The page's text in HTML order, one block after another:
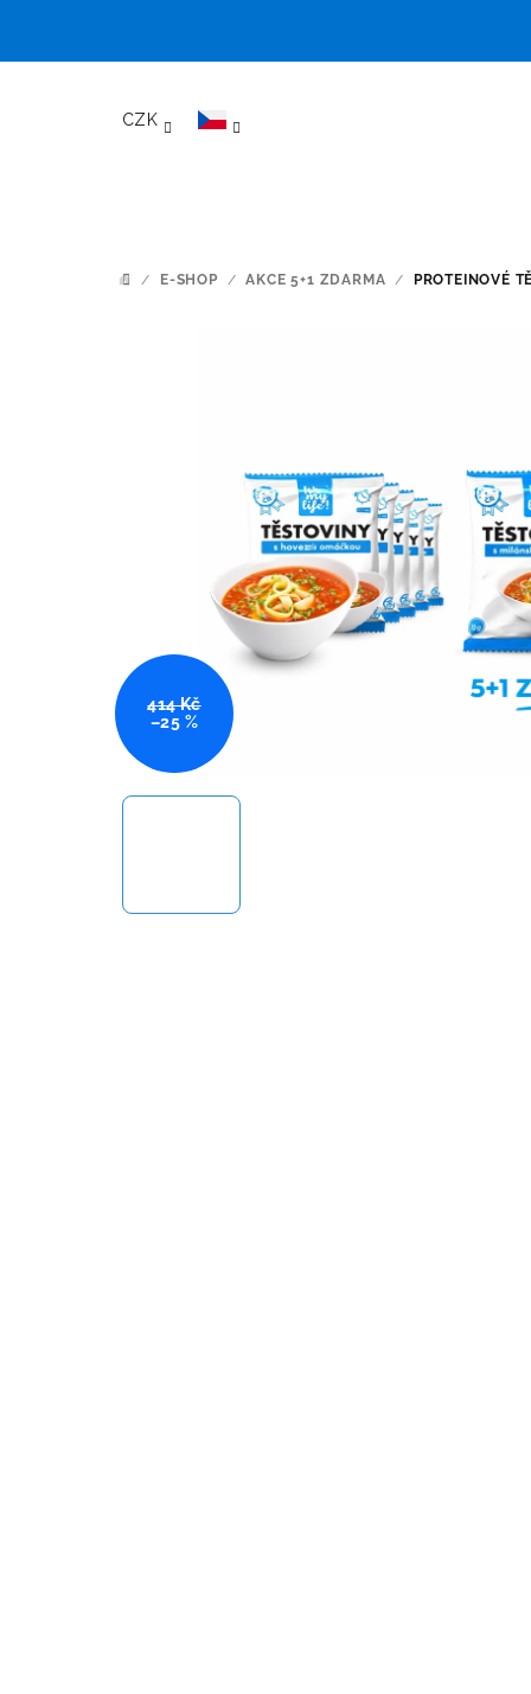
CZK
DOMŮ
/ E-SHOP / AKCE 5+1 ZDARMA / PROTEINOVÉ
414 Kč
–25 %